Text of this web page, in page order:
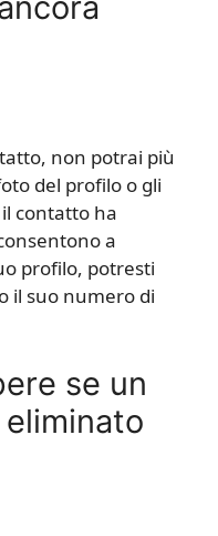
non potrai più
del profilo o gli
contatto ha
a
profilo, potresti
il suo numero di
se un